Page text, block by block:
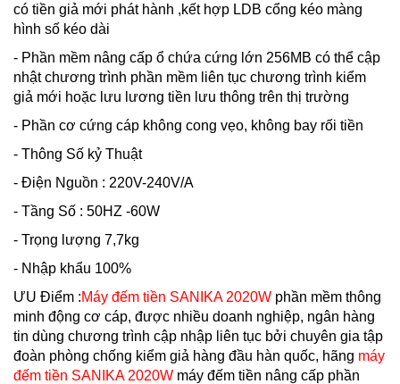
có tiền giả mới phát hành ,kết hợp LDB cổng kéo màng
hình số kéo dài
- Phần mềm nâng cấp ổ chứa cứng lớn 256MB có thể cập
nhật chương trình phần mềm liên tục chương trình kiểm
giả mới hoặc lưu lương tiền lưu thông trên thị trường
- Phần cơ cứng cáp không cong vẹo, không bay rối tiền
- Thông Số kỷ Thuật
- Điện Nguồn : 220V-240V/A
- Tầng Số : 50HZ -60W
- Trọng lượng 7,7kg
- Nhập khẩu 100%
ƯU Điểm :Máy đếm tiền SANIKA 2020W phần mềm thông
minh động cơ cáp, được nhiều doanh nghiệp, ngân hàng
tin dùng chương trình cập nhập liên tục bởi chuyên gia tập
đoàn phòng chống kiểm giả hàng đầu hàn quốc, hãng máy
đếm tiền SANIKA 2020W máy đếm tiền nâng cấp phần